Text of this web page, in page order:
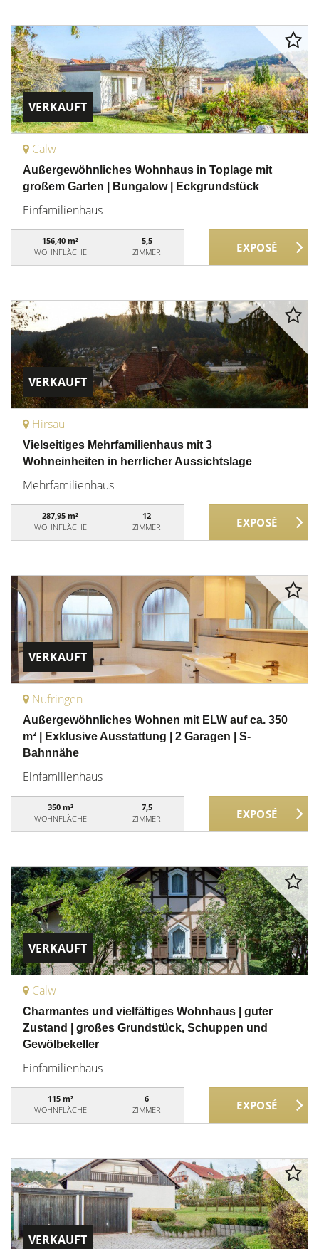
VERKAUFT
Calw
Außergewöhnliches Wohnhaus in Toplage mit
großem Garten | Bungalow | Eckgrundstück
Einfamilienhaus
156,40 m²
WOHNFLÄCHE
5,5
ZIMMER
VERKAUFT
Hirsau
Vielseitiges Mehrfamilienhaus mit 3
Wohneinheiten in herrlicher Aussichtslage
Mehrfamilienhaus
287,95 m²
WOHNFLÄCHE
12
ZIMMER
VERKAUFT
Nufringen
Außergewöhnliches Wohnen mit ELW auf ca. 350
m² | Exklusive Ausstattung | 2 Garagen | S-
Bahnnähe
Einfamilienhaus
350 m²
WOHNFLÄCHE
7,5
ZIMMER
VERKAUFT
Calw
Charmantes und vielfältiges Wohnhaus | guter
Zustand | großes Grundstück, Schuppen und
Gewölbekeller
Einfamilienhaus
115 m²
WOHNFLÄCHE
6
ZIMMER
VERKAUFT